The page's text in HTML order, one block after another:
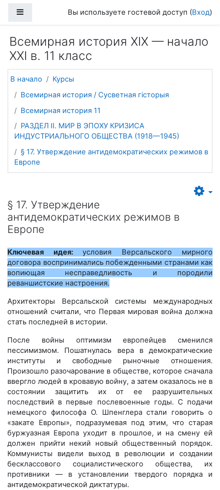
Боковая панельВы используете гостевой доступ (Вход)
Всемирная история ХІХ — начало
ХХІ в. 11 класс
В начало
Курсы
Всемирная история / Сусветная гісторыя
Всемирная история 11
РАЗДЕЛ II. МИР В ЭПОХУ КРИЗИСА
ИНДУСТРИАЛЬНОГО ОБЩЕСТВА (1918—1945)
§ 17. Утверждение антидемократических режимов в
Европе
§ 17. Утверждение
антидемократических режимов в
Европе
Ключевая идея: условия Версальского мирного
договора воспринимались побежденными странами как
вопиющая несправедливость и породили
реваншистские настроения.
Архитекторы Версальской системы международных
отношений считали, что Первая мировая война должна
стать последней в истории.
После войны оптимизм европейцев сменился
пессимизмом. Пошатнулась вера в демократические
институты и свободные рыночные отношения.
Произошло разочарование в обществе, которое сначала
ввергло людей в кровавую войну, а затем оказалось не в
состоянии защитить их от ее разрушительных
последствий в первые послевоенные годы. С подачи
немецкого философа О. Шпенглера стали говорить о
«закате Европы», подразумевая под этим, что старая
буржуазная Европа уходит в прошлое, и на смену ей
должен прийти некий новый общественный порядок.
Коммунисты видели выход в революции и создании
бесклассового социалистического общества, их
противники — в установлении твердого порядка и
антидемократической диктатуры.